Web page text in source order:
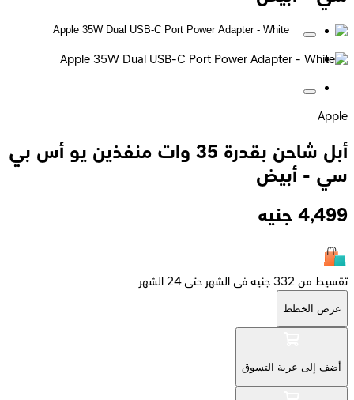
Apple
أبل شاحن بقدرة 35 وات منفذين يو أس بي
سي - أبيض
4,499 جنيه
تقسيط من 332 جنيه فى الشهر حتى 24 الشهر
عرض الخطط
أضف إلى عربة التسوق